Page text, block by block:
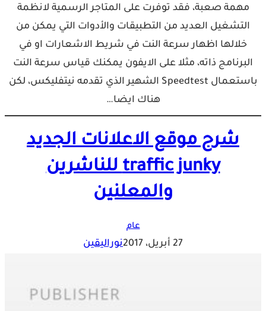
مهمة صعبة، فقد توفرت على المتاجر الرسمية لانظمة
التشغيل العديد من التطبيقات والأدوات التي يمكن من
خلالها اظهار سرعة النت في شريط الاشعارات او في
البرنامج ذاته، مثلا على الايفون يمكنك قياس سرعة النت
باستعمال Speedtest الشهير الذي تقدمه نيتفليكس، لكن
هناك ايضا…
شرح موقع الاعلانات الجديد
traffic junky للناشرين
والمعلنين
عام
27 أبريل، 2017 نوراليقين